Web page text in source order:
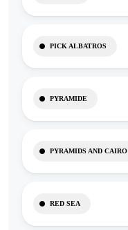
PICK ALBATROS
PYRAMIDE
PYRAMIDS AND CAIRO
RED SEA